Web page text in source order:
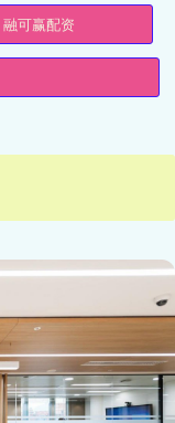
融可赢配资